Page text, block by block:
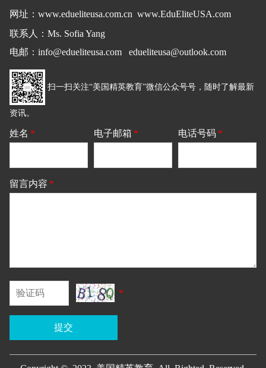
网址： www.edueliteusa.com.cn www.EduEliteUSA.com
联系人：Ms. Sofia Yang
电邮 ： info@edueliteusa.com edueliteusa@outlook.com
扫一扫关注“美国精英教育”微信公众号号，随时了解最新
资讯。
姓名 * 电子邮箱 * 电话号码 *
留言内容 *
*
提交